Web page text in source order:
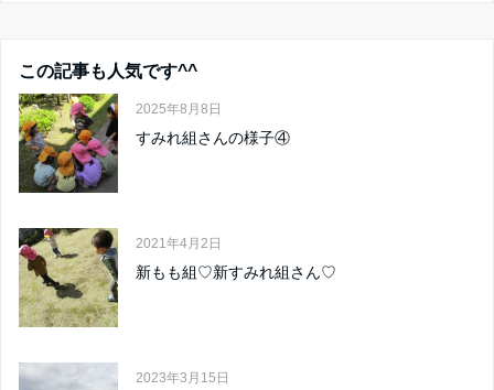
この記事も人気です^^
2025年8月8日
すみれ組さんの様子④
2021年4月2日
新もも組♡新すみれ組さん♡
2023年3月15日